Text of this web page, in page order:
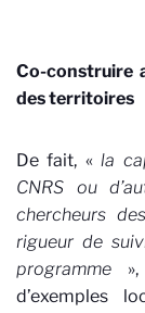
Co-construire
des territoires
De fait, «la
CNRS ou
chercheurs
rigueur de
programme »,
d’exemples